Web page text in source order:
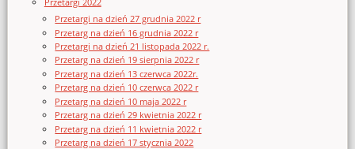
Przetargi na dzień 27 grudnia 2022 r
Przetarg na dzień 16 grudnia 2022 r
Przetargi na dzień 21 listopada 2022 r.
Przetarg na dzień 19 sierpnia 2022 r
Przetarg na dzień 13 czerwca 2022r.
Przetarg na dzień 10 czerwca 2022 r
Przetarg na dzień 10 maja 2022 r
Przetarg na dzień 29 kwietnia 2022 r
Przetarg na dzień 11 kwietnia 2022 r
Przetarg na dzień 17 stycznia 2022